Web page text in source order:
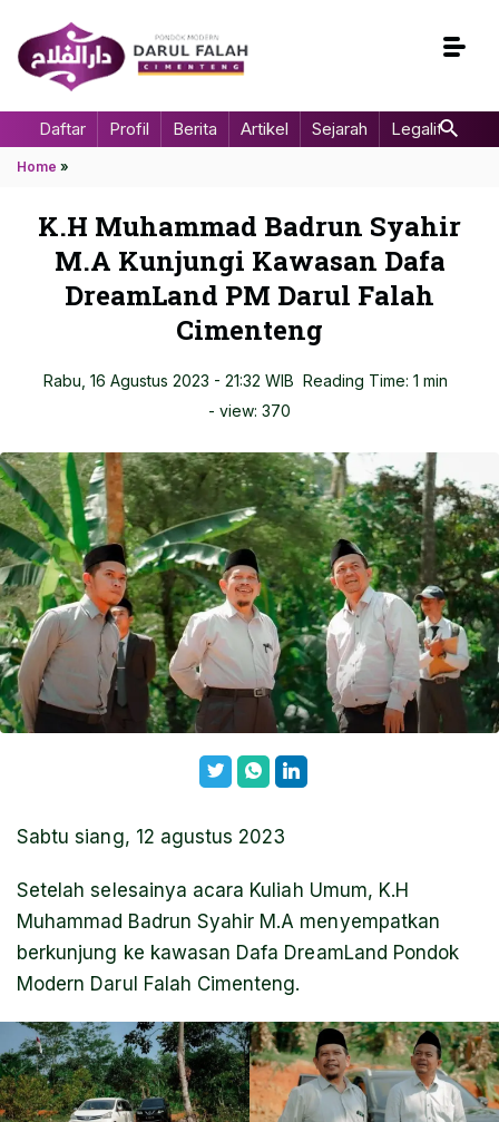
Daftar Profil Berita Artikel Sejarah Legalitas
Home »
K.H Muhammad Badrun Syahir
M.A Kunjungi Kawasan Dafa
DreamLand PM Darul Falah
Cimenteng
Rabu, 16 Agustus 2023 - 21:32 WIB Reading Time: 1 min
- view: 370
Sabtu siang, 12 agustus 2023
Setelah selesainya acara Kuliah Umum, K.H
Muhammad Badrun Syahir M.A menyempatkan
berkunjung ke kawasan Dafa DreamLand Pondok
Modern Darul Falah Cimenteng.